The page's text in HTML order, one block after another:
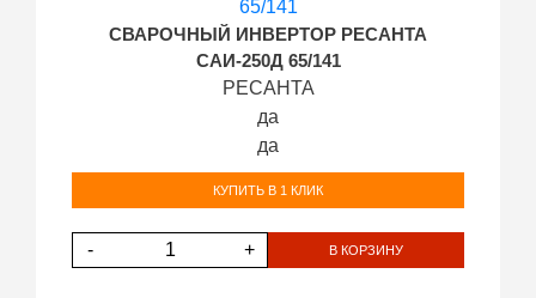
СВАРОЧНЫЙ ИНВЕРТОР РЕСАНТА
САИ-250Д 65/141
РЕСАНТА
да
да
КУПИТЬ В 1 КЛИК
- + В КОРЗИНУ